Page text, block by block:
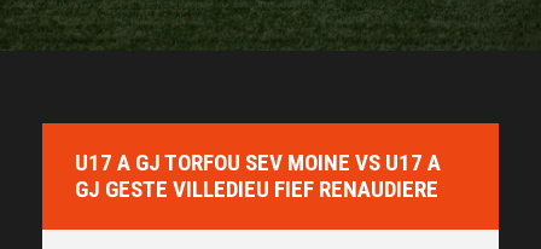
U17 A GJ TORFOU SEV MOINE VS U17 A
GJ GESTE VILLEDIEU FIEF RENAUDIERE